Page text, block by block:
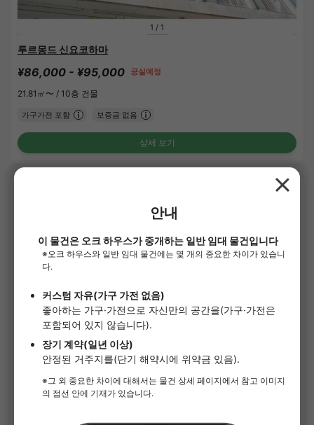
1 / 1
투르몽드 신요코하마
¥86,000 - ¥95,000 공실예정
21.81㎡〜 / 10층 건물
가구가전 포함 보증금 없음
상세 보기
1/ 3